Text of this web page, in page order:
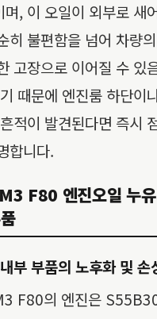
며, 이 오일이 외부로 새
히 불편함을 넘어 차량
고장으로 이어질 수 있
때문에 엔진룸 하단이
적이 발견된다면 즉시
합니다.
F80 엔진오일 누
부 부품의 노후화 및 손
F80의 엔진은